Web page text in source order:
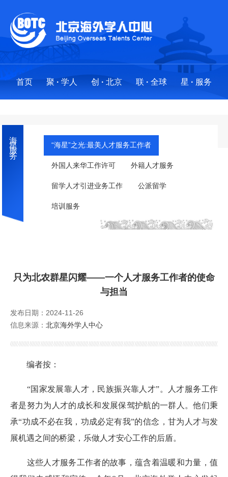
首页 聚 · 学人
求才聚贤
人才项目
创 · 北京
政策法规
创业地图
联 · 全球
全球布局
创新基地
星 · 服务
服务事项
“海星”之光:最美人才服务工作者
Foreign Talents Working in Beijing
海星服务 “海星”之光:最美人才服务工作者
外国人来华工作许可 外籍人才服务
留学人才引进业务工作 公派留学
培训服务
只为北农群星闪耀——一个人才服务工作者的使命
与担当
发布日期：2024-11-26
信息来源： 北京海外学人中心
编者按：
“国家发展靠人才，民族振兴靠人才”。人才服务工作
者是努力为人才的成长和发展保驾护航的一群人。他们秉
承“功成不必在我，功成必定有我”的信念，甘为人才与发
展机遇之间的桥梁，乐做人才安心工作的后盾。
这些人才服务工作者的故事，蕴含着温暖和力量，值